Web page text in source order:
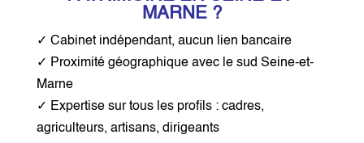
MARNE ?
✓ Cabinet indépendant, aucun lien bancaire
✓ Proximité géographique avec le sud Seine-et-
Marne
✓ Expertise sur tous les profils : cadres,
agriculteurs, artisans, dirigeants